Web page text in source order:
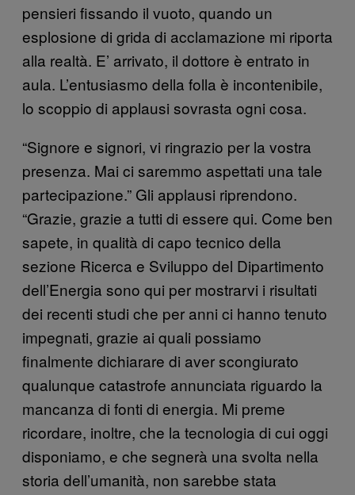
pensieri fissando il vuoto, quando un
esplosione di grida di acclamazione mi riporta
alla realtà. E’ arrivato, il dottore è entrato in
aula. L’entusiasmo della folla è incontenibile,
lo scoppio di applausi sovrasta ogni cosa.
“Signore e signori, vi ringrazio per la vostra
presenza. Mai ci saremmo aspettati una tale
partecipazione.” Gli applausi riprendono.
“Grazie, grazie a tutti di essere qui. Come ben
sapete, in qualità di capo tecnico della
sezione Ricerca e Sviluppo del Dipartimento
dell’Energia sono qui per mostrarvi i risultati
dei recenti studi che per anni ci hanno tenuto
impegnati, grazie ai quali possiamo
finalmente dichiarare di aver scongiurato
qualunque catastrofe annunciata riguardo la
mancanza di fonti di energia. Mi preme
ricordare, inoltre, che la tecnologia di cui oggi
disponiamo, e che segnerà una svolta nella
storia dell’umanità, non sarebbe stata